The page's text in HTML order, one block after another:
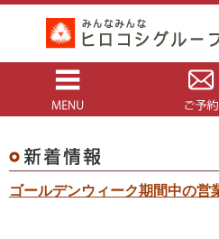
ゴールデンウィーク期間中の営